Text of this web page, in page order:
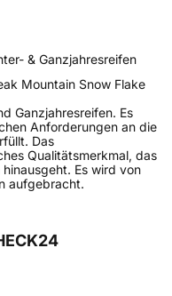
& Ganzjahresreifen
Mountain Snow Flake
Ganzjahresreifen. Es
Anforderungen an die
Das
Qualitätsmerkmal, das
Es wird von
aufgebracht.